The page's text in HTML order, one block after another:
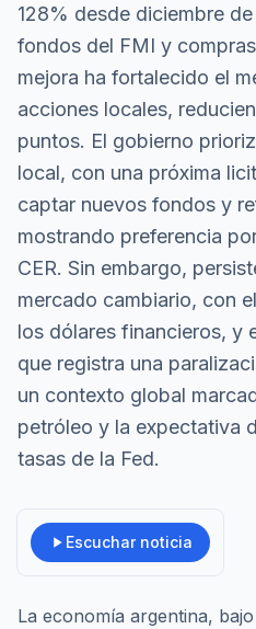
128% desde diciembre
fondos del FMI y
mejora ha fortalecido el
acciones locales,
puntos. El gobierno
local, con una próxima
captar nuevos fondos y
mostrando preferencia
CER. Sin embargo,
mercado cambiario, con
los dólares financieros, y
que registra una
un contexto global
petróleo y la expectativa
tasas de la Fed.
Escuchar noticia
La economía argentina,